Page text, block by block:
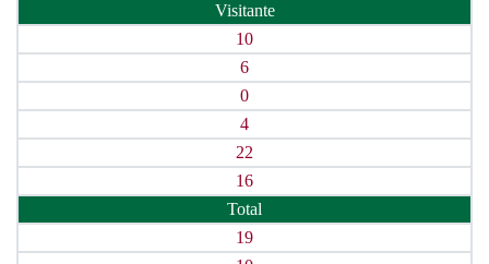
Visitante
10
6
0
4
22
16
Total
19